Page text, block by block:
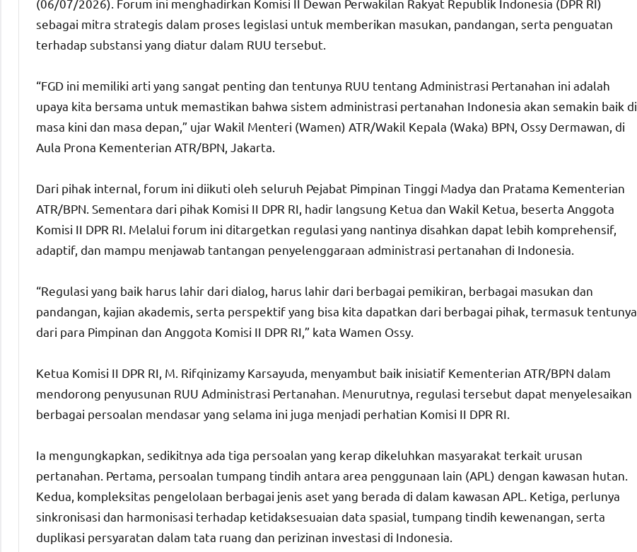
sebagai mitra strategis dalam proses legislasi untuk memberikan masukan, pandangan, serta penguatan
terhadap substansi yang diatur dalam RUU tersebut.
“FGD ini memiliki arti yang sangat penting dan tentunya RUU tentang Administrasi Pertanahan ini adalah
upaya kita bersama untuk memastikan bahwa sistem administrasi pertanahan Indonesia akan semakin baik di
masa kini dan masa depan,” ujar Wakil Menteri (Wamen) ATR/Wakil Kepala (Waka) BPN, Ossy Dermawan, di
Aula Prona Kementerian ATR/BPN, Jakarta.
Dari pihak internal, forum ini diikuti oleh seluruh Pejabat Pimpinan Tinggi Madya dan Pratama Kementerian
ATR/BPN. Sementara dari pihak Komisi II DPR RI, hadir langsung Ketua dan Wakil Ketua, beserta Anggota
Komisi II DPR RI. Melalui forum ini ditargetkan regulasi yang nantinya disahkan dapat lebih komprehensif,
adaptif, dan mampu menjawab tantangan penyelenggaraan administrasi pertanahan di Indonesia.
“Regulasi yang baik harus lahir dari dialog, harus lahir dari berbagai pemikiran, berbagai masukan dan
pandangan, kajian akademis, serta perspektif yang bisa kita dapatkan dari berbagai pihak, termasuk tentunya
dari para Pimpinan dan Anggota Komisi II DPR RI,” kata Wamen Ossy.
Ketua Komisi II DPR RI, M. Rifqinizamy Karsayuda, menyambut baik inisiatif Kementerian ATR/BPN dalam
mendorong penyusunan RUU Administrasi Pertanahan. Menurutnya, regulasi tersebut dapat menyelesaikan
berbagai persoalan mendasar yang selama ini juga menjadi perhatian Komisi II DPR RI.
Ia mengungkapkan, sedikitnya ada tiga persoalan yang kerap dikeluhkan masyarakat terkait urusan
pertanahan. Pertama, persoalan tumpang tindih antara area penggunaan lain (APL) dengan kawasan hutan.
Kedua, kompleksitas pengelolaan berbagai jenis aset yang berada di dalam kawasan APL. Ketiga, perlunya
sinkronisasi dan harmonisasi terhadap ketidaksesuaian data spasial, tumpang tindih kewenangan, serta
duplikasi persyaratan dalam tata ruang dan perizinan investasi di Indonesia.